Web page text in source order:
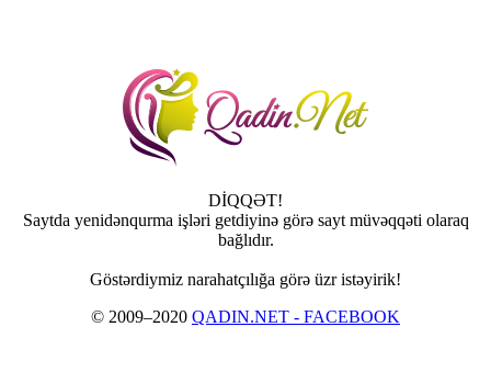
DİQQƏT!
Saytda yenidənqurma işləri getdiyinə görə sayt müvəqqəti olaraq
bağlıdır.
Göstərdiymiz narahatçılığa görə üzr istəyirik!
© 2009–2020 QADIN.NET - FACEBOOK